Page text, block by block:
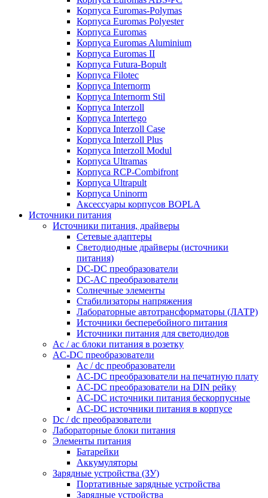
Корпуса Euromas-Polymas
Корпуса Euromas Polyester
Корпуса Euromas
Корпуса Euromas Aluminium
Корпуса Euromas II
Корпуса Futura-Bopult
Корпуса Filotec
Корпуса Internorm
Корпуса Internorm Stil
Корпуса Interzoll
Корпуса Intertego
Корпуса Interzoll Case
Корпуса Interzoll Plus
Корпуса Interzoll Modul
Корпуса Ultramas
Корпуса RCP-Combifront
Корпуса Ultrapult
Корпуса Uninorm
Аксессуары корпусов BOPLA
Источники питания
Источники питания, драйверы
Сетевые адаптеры
Светодиодные драйверы (источники
питания)
DC-DC преобразователи
DC-AC преобразователи
Солнечные элементы
Стабилизаторы напряжения
Лабораторные автотрансформаторы (ЛАТР)
Источники бесперебойного питания
Источники питания для светодиодов
Ac / ac блоки питания в розетку
AC-DC преобразователи
Ac / dc преобразователи
AC-DC преобразователи на печатную плату
AC-DC преобразователи на DIN рейку
AC-DC источники питания бескорпусные
AC-DC источники питания в корпусе
Dc / dc преобразователи
Лабораторные блоки питания
Элементы питания
Батарейки
Аккумуляторы
Зарядные устройства (ЗУ)
Портативные зарядные устройства
Зарядные устройства